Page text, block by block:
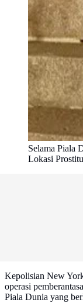
Selama Piala
Lokasi
Kepolisian New
operasi
Piala Dunia yang